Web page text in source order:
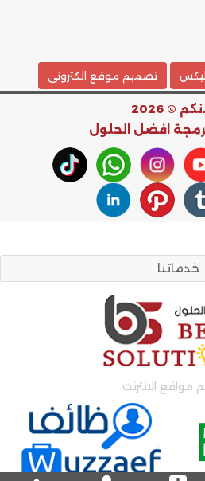
تصميم موقع الكترونى
© 2026
افضل الحلول
خدماتنا
مواقع الانترنت